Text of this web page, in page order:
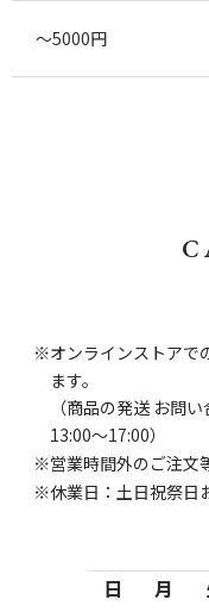
～5000円
オンラインストアで
ます。
（商品の発送 お問
13:00～17:00）
営業時間外のご注文
休業日：土日祝祭日
日 月